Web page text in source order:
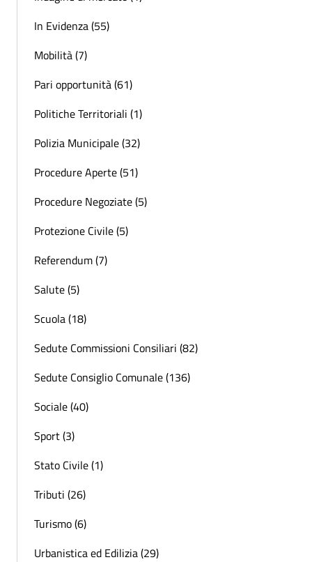
In Evidenza (55)
Mobilità (7)
Pari opportunità (61)
Politiche Territoriali (1)
Polizia Municipale (32)
Procedure Aperte (51)
Procedure Negoziate (5)
Protezione Civile (5)
Referendum (7)
Salute (5)
Scuola (18)
Sedute Commissioni Consiliari (82)
Sedute Consiglio Comunale (136)
Sociale (40)
Sport (3)
Stato Civile (1)
Tributi (26)
Turismo (6)
Urbanistica ed Edilizia (29)